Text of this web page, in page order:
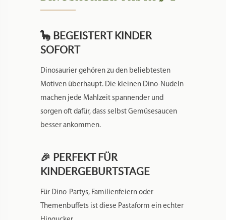
🦕 BEGEISTERT KINDER
SOFORT
Dinosaurier gehören zu den beliebtesten
Motiven überhaupt. Die kleinen Dino-Nudeln
machen jede Mahlzeit spannender und
sorgen oft dafür, dass selbst Gemüsesaucen
besser ankommen.
🎉 PERFEKT FÜR
KINDERGEBURTSTAGE
Für Dino-Partys, Familienfeiern oder
Themenbuffets ist diese Pastaform ein echter